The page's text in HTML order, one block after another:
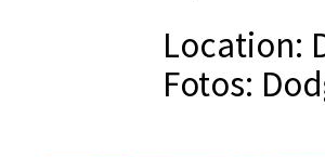
Location:
Fotos: